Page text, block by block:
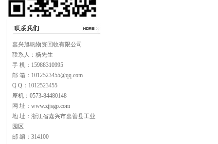
嘉兴旭帆物资回收有限公司
联系人：杨先生
手 机：15988310995
邮 箱：1012523455@qq.com
Q Q：1012523455
座机：0573-84480148
网 址：www.zjjsgp.com
地 址：浙江省嘉兴市嘉善县工业
园区
邮 编：314100